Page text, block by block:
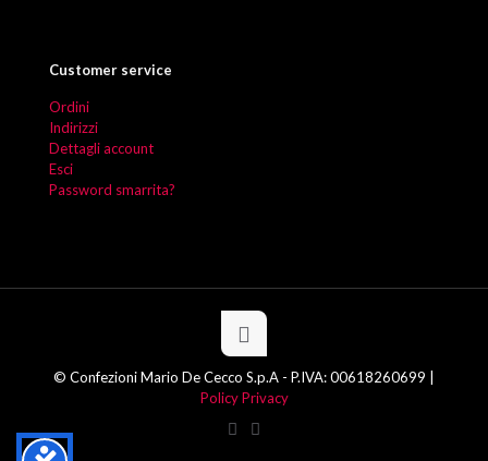
Customer service
Ordini
Indirizzi
Dettagli account
Esci
Password smarrita?
© Confezioni Mario De Cecco S.p.A - P.IVA: 00618260699 |
Policy Privacy